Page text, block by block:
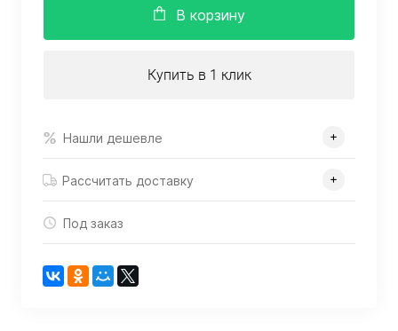
В корзину
Купить в 1 клик
Нашли дешевле
Рассчитать доставку
Под заказ